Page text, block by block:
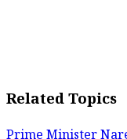
Related Topics